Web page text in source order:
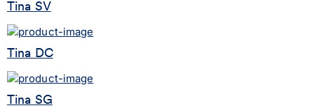
Tina SV
Tina DC
Tina SG